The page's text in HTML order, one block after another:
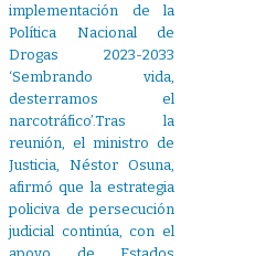
implementación de la
Política Nacional de
Drogas 2023-2033
‘Sembrando vida,
desterramos el
narcotráfico’.Tras la
reunión, el ministro de
Justicia, Néstor Osuna,
afirmó que la estrategia
policiva de persecución
judicial continúa, con el